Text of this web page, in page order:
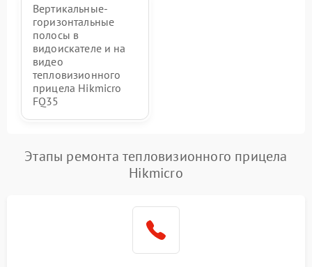
Вертикальные-
горизонтальные
полосы в
видоискателе и на
видео
тепловизионного
прицела Hikmicro
FQ35
Этапы ремонта тепловизионного прицела
Hikmicro